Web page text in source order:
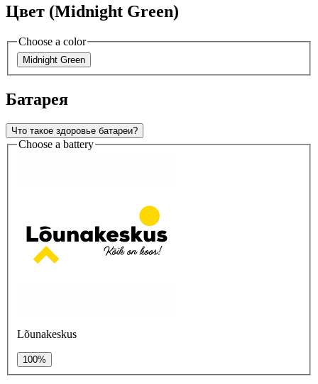
Цвет (Midnight Green)
Choose a color
Midnight Green
Батарея
Что такое здоровье батареи?
Choose a battery
Lõunakeskus
100%